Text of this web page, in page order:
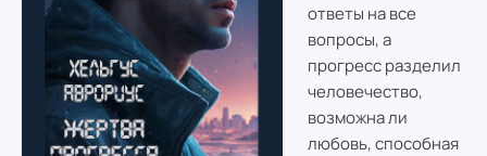
ответы на все
вопросы, а
прогресс разделил
человечество,
возможна ли
любовь, способная